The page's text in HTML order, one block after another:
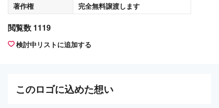
著作権
完全無料譲渡します
閲覧数 1119
検討中リストに追加する
このロゴに込めた想い